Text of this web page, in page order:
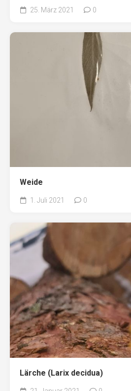
25. März 2021 0
Weide
1. Juli 2021 0
Lärche (Larix decidua)